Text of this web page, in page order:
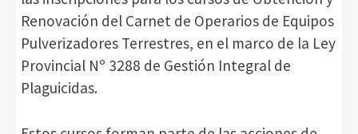
Renovación del Carnet de Operarios de Equipos
Pulverizadores Terrestres, en el marco de la Ley
Provincial Nº 3288 de Gestión Integral de
Plaguicidas.